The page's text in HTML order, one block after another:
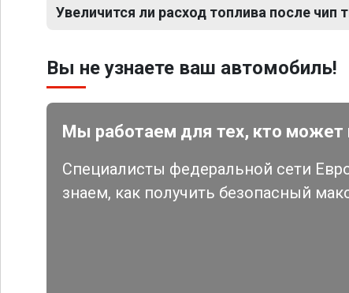
Увеличится ли расход топлива после чип
Вы не узнаете ваш автомобиль!
Мы работаем для тех, кто может
Специалисты федеральной сети
знаем, как получить безопасный